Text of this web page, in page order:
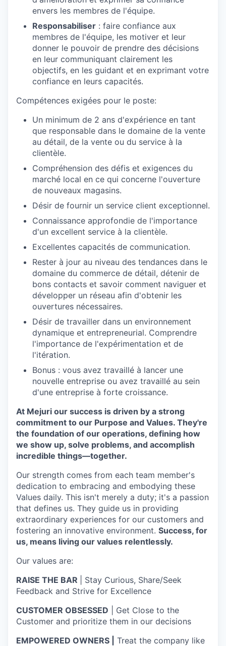
envers les membres de l'équipe.
Responsabiliser : faire confiance aux
membres de l'équipe, les motiver et leur
donner le pouvoir de prendre des décisions
en leur communiquant clairement les
objectifs, en les guidant et en exprimant votre
confiance en leurs capacités.
Compétences exigées pour le poste:
Un minimum de 2 ans d'expérience en tant
que responsable dans le domaine de la vente
au détail, de la vente ou du service à la
clientèle.
Compréhension des défis et exigences du
marché local en ce qui concerne l'ouverture
de nouveaux magasins.
Désir de fournir un service client exceptionnel.
Connaissance approfondie de l'importance
d'un excellent service à la clientèle.
Excellentes capacités de communication.
Rester à jour au niveau des tendances dans le
domaine du commerce de détail, détenir de
bons contacts et savoir comment naviguer et
développer un réseau afin d'obtenir les
ouvertures nécessaires.
Désir de travailler dans un environnement
dynamique et entrepreneurial. Comprendre
l'importance de l'expérimentation et de
l'itération.
Bonus : vous avez travaillé à lancer une
nouvelle entreprise ou avez travaillé au sein
d'une entreprise à forte croissance.
At Mejuri our success is driven by a strong
commitment to our Purpose and Values. They're
the foundation of our operations, defining how
we show up, solve problems, and accomplish
incredible things—together.
Our strength comes from each team member's
dedication to embracing and embodying these
Values daily. This isn't merely a duty; it's a passion
that defines us. They guide us in providing
extraordinary experiences for our customers and
fostering an innovative environment. Success, for
us, means living our values relentlessly.
Our values are:
RAISE THE BAR
| Stay Curious, Share/Seek
Feedback and Strive for Excellence
CUSTOMER OBSESSED | Get Close to the
Customer and prioritize them in our decisions
EMPOWERED OWNERS |
Treat the company like